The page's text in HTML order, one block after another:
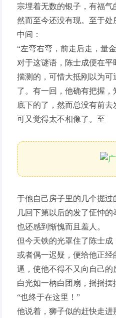
宗埋着无数的银子，有福气
然而至今还没有现。至于
中间：
“左弯右弯，前走后走，量
对于这谜语，陈士成便在
揣测的，可惜大抵刚以为
了。有一回，他确有把握
底下的了，然而总没有前去
可又觉得太不相像了。至
于他自己房子里的几个掘
几回下第以后的发了怔忡的
也还感到惭愧而且羞人。
但今天铁的光罩住了陈士
或者偶一迟疑，便给他正
逼，使他不得不又向自己的
白光如一柄白团扇，摇摇摆
“也终于在这里！”
他说着，狮子似的赶快走